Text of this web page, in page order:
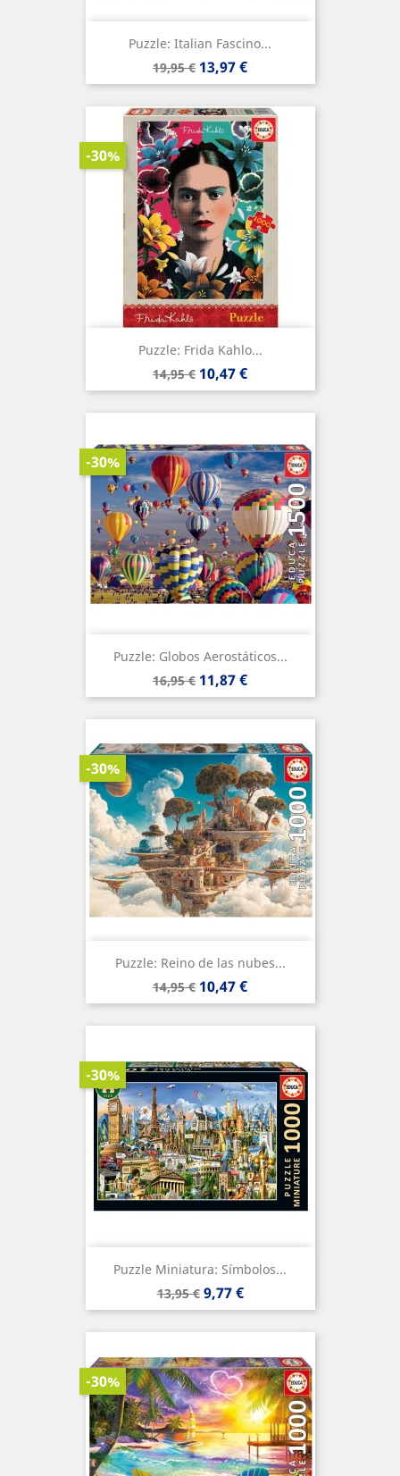
Puzzle: Italian Fascino...
Precio
base
19,95 € Precio
13,97 €
Puzzle: Frida Kahlo...
Precio
base
14,95 €
-30%
Precio
10,47 €
Puzzle: Globos Aerostáticos...
Precio
base
16,95 €
-30%
Precio
11,87 €
Puzzle: Reino de las nubes...
Precio
base
14,95 €
-30%
Precio
10,47 €
Puzzle Miniatura: Símbolos...
Precio
base
13,95 €
-30%
Precio
9,77 €
-30%